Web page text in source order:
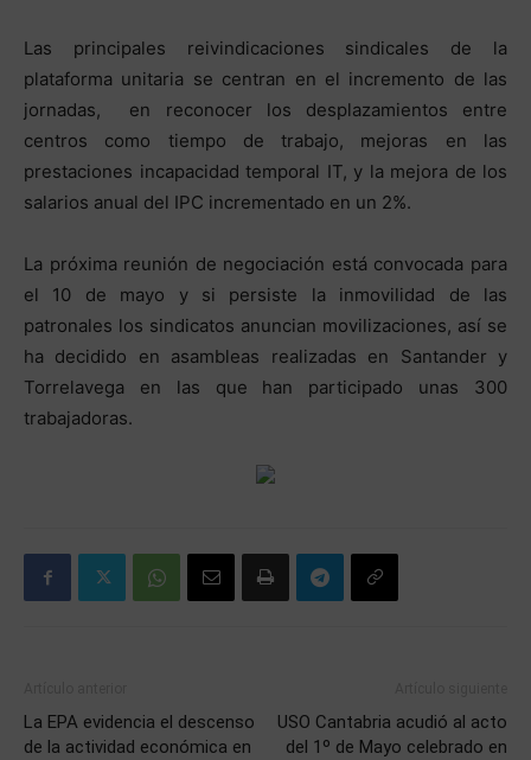
Las principales reivindicaciones sindicales de la
plataforma unitaria se centran en el incremento de las
jornadas, en reconocer los desplazamientos entre
centros como tiempo de trabajo, mejoras en las
prestaciones incapacidad temporal IT, y la mejora de los
salarios anual del IPC incrementado en un 2%.
La próxima reunión de negociación está convocada para
el 10 de mayo y si persiste la inmovilidad de las
patronales los sindicatos anuncian movilizaciones, así se
ha decidido en asambleas realizadas en Santander y
Torrelavega en las que han participado unas 300
trabajadoras.
La EPA evidencia el descenso
de la actividad económica en
USO Cantabria acudió al acto
del 1º de Mayo celebrado en